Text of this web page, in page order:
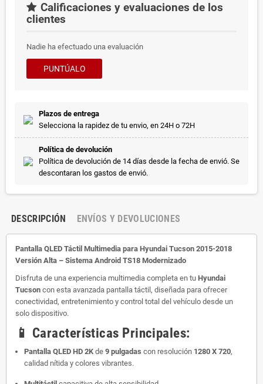
Calificaciones y evaluaciones de los
clientes
Nadie ha efectuado una evaluación
PUNTÚALO
Plazos de entrega
Selecciona la rapidez de tu envio, en 24H o 72H
Política de devolución
Política de devolución de 14 días desde la fecha de envió. Se
descontaran los gastos de envió.
DESCRIPCIÓN ENVÍOS Y DEVOLUCIONES
Pantalla QLED Táctil Multimedia para Hyundai Tucson 2015-2018
Versión Alta – Sistema Android TS18 Modernizado
Disfruta de una experiencia multimedia completa en tu Hyundai
Tucson con esta avanzada pantalla táctil, diseñada para ofrecer
conectividad, entretenimiento y control total del vehículo desde un
solo dispositivo.
📱 Características Principales:
Pantalla QLED HD 2K de 9 pulgadas con resolución 1280 X 720,
calidad nítida y colores vibrantes.